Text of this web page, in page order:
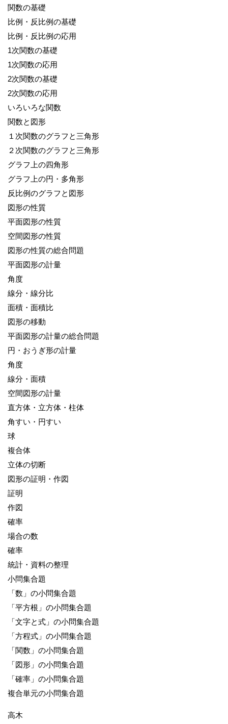
関数の基礎
比例・反比例の基礎
比例・反比例の応用
1次関数の基礎
1次関数の応用
2次関数の基礎
2次関数の応用
いろいろな関数
関数と図形
１次関数のグラフと三角形
２次関数のグラフと三角形
グラフ上の四角形
グラフ上の円・多角形
反比例のグラフと図形
図形の性質
平面図形の性質
空間図形の性質
図形の性質の総合問題
平面図形の計量
角度
線分・線分比
面積・面積比
図形の移動
平面図形の計量の総合問題
円・おうぎ形の計量
角度
線分・面積
空間図形の計量
直方体・立方体・柱体
角すい・円すい
球
複合体
立体の切断
図形の証明・作図
証明
作図
確率
場合の数
確率
統計・資料の整理
小問集合題
「数」の小問集合題
「平方根」の小問集合題
「文字と式」の小問集合題
「方程式」の小問集合題
「関数」の小問集合題
「図形」の小問集合題
「確率」の小問集合題
複合単元の小問集合題
高木